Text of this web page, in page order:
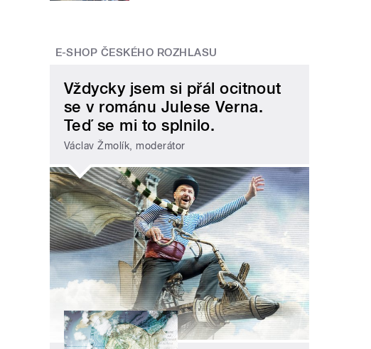
E-SHOP ČESKÉHO ROZHLASU
Vždycky jsem si přál ocitnout
se v románu Julese Verna.
Teď se mi to splnilo.
Václav Žmolík, moderátor